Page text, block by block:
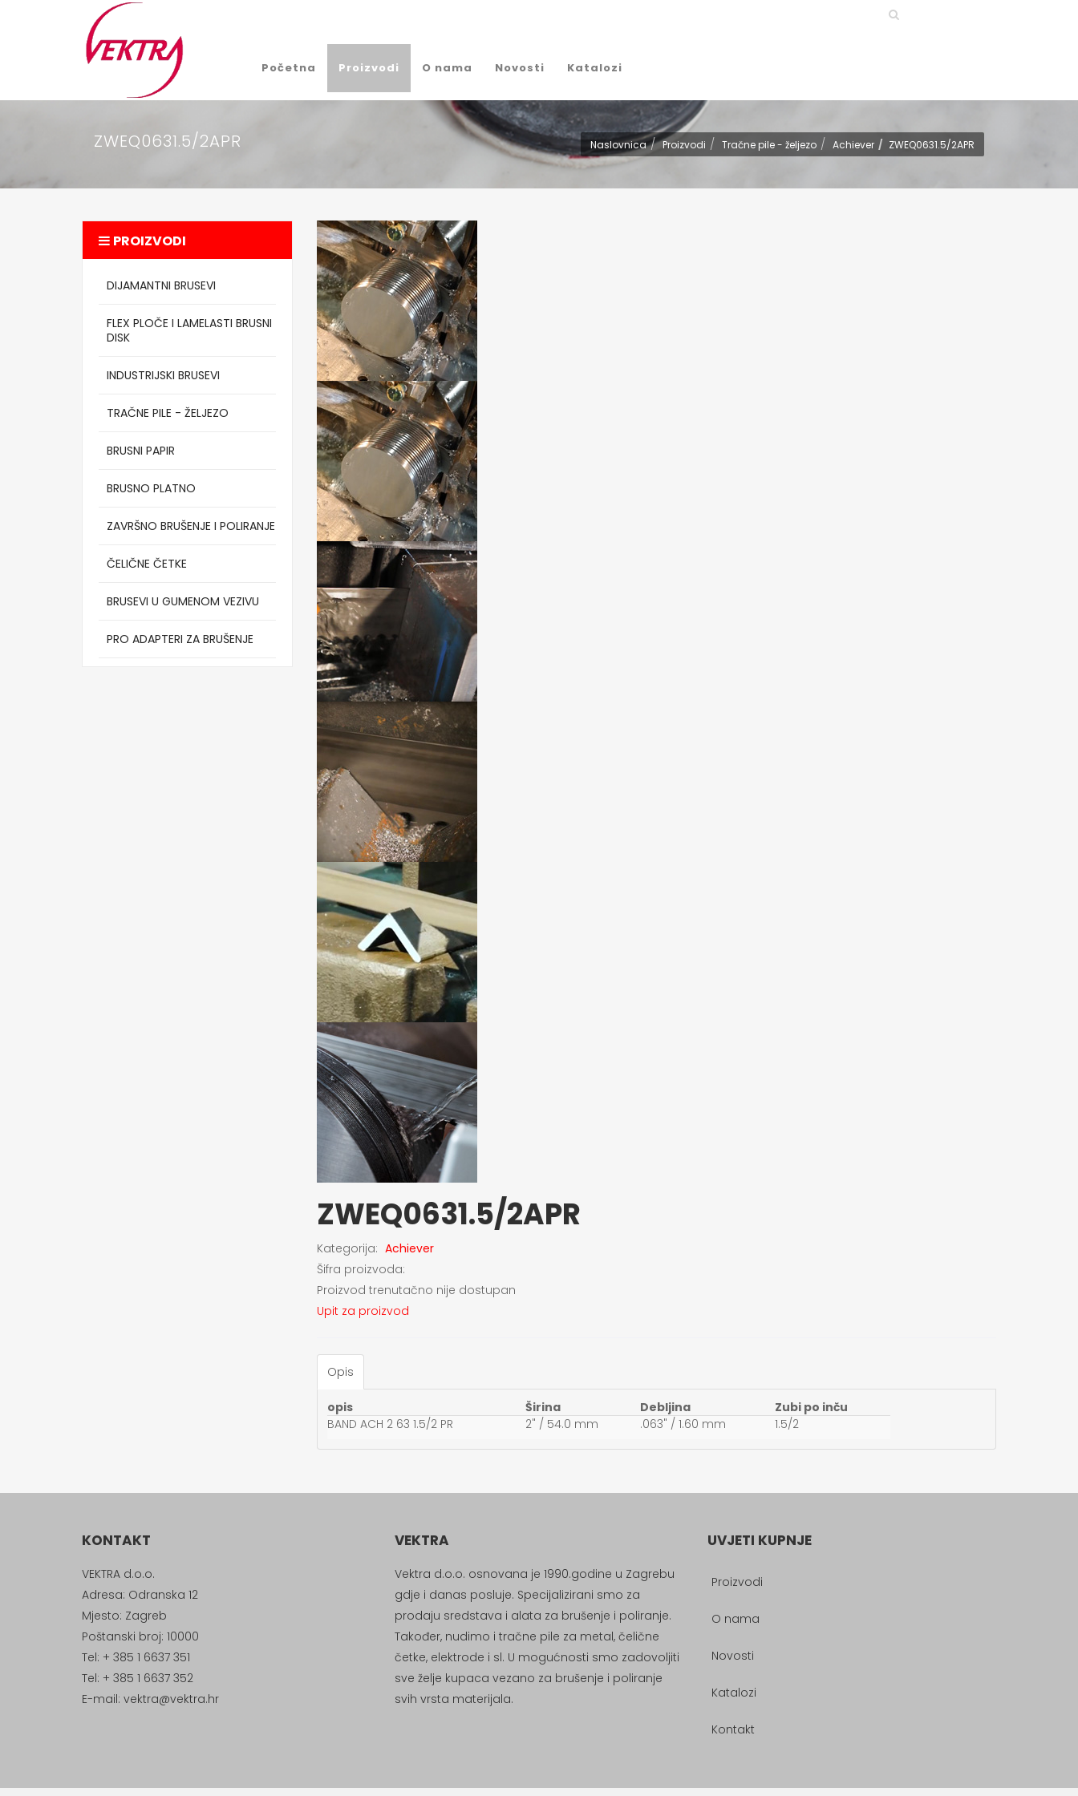
Početna Proizvodi O nama Novosti Katalozi
ZWEQ0631.5/2APR Naslovnica Proizvodi Tračne pile - željezo Achiever ZWEQ0631.5/2APR
ZWEQ0631.5/2APR
Kategorija: Achiever
Šifra proizvoda:
Proizvod trenutačno nije dostupan
Upit za proizvod
Opis
opis Širina Debljina
Zubi po inču
BAND ACH 2 63 1.5/2 PR
2" / 54.0 mm .063" / 1.60 mm 1.5/2
PROIZVODI
DIJAMANTNI BRUSEVI
FLEX PLOČE I LAMELASTI BRUSNI
DISK
INDUSTRIJSKI BRUSEVI
TRAČNE PILE - ŽELJEZO
BRUSNI PAPIR
BRUSNO PLATNO
ZAVRŠNO BRUŠENJE I POLIRANJE
ČELIČNE ČETKE
BRUSEVI U GUMENOM VEZIVU
PRO ADAPTERI ZA BRUŠENJE
KONTAKT
VEKTRA d.o.o.
Adresa: Odranska 12
Mjesto: Zagreb
Poštanski broj: 10000
Tel: + 385 1 6637 351
Tel: + 385 1 6637 352
E-mail: vektra@vektra.hr
VEKTRA
Vektra d.o.o. osnovana je 1990.godine u Zagrebu
gdje i danas posluje. Specijalizirani smo za
prodaju sredstava i alata za brušenje i poliranje.
Također, nudimo i tračne pile za metal, čelične
četke, elektrode i sl. U mogućnosti smo zadovoljiti
sve želje kupaca vezano za brušenje i poliranje
svih vrsta materijala.
UVJETI KUPNJE
Proizvodi
O nama
Novosti
Katalozi
Kontakt